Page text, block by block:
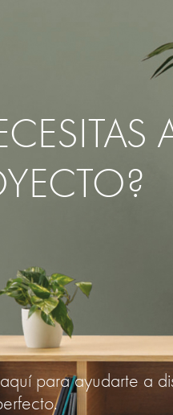
aquí para ayudarte a